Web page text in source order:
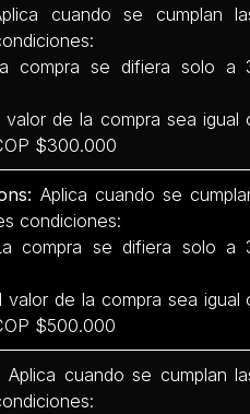
cuando se cumplan
compra se difiera solo a
de la compra sea igual
$300.000
Aplica cuando se
condiciones:
compra se difiera solo a
de la compra sea igual
$500.000
Aplica cuando se cumplan